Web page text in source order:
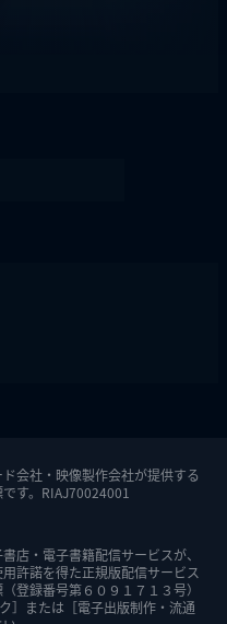
会社・映像製作会社が提供する
す。RIAJ70024001
店・電子書籍配信サービスが、
許諾を得た正規版配信サービス
登録番号第６０９１７１３号）
］または［電子出版制作・流通